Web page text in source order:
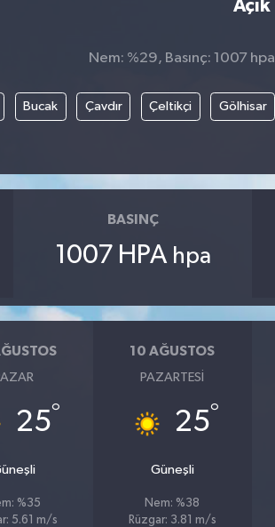
Açık
Nem: %29, Basınç: 1007
Bucak Çavdır Çeltikçi Gölhisar
BASINÇ
1007 HPA hpa
25°
%35
5.61 m/s
10 AĞUSTOS
PAZARTESI
25°
Güneşli
Nem: %38
Rüzgar: 3.81 m/s